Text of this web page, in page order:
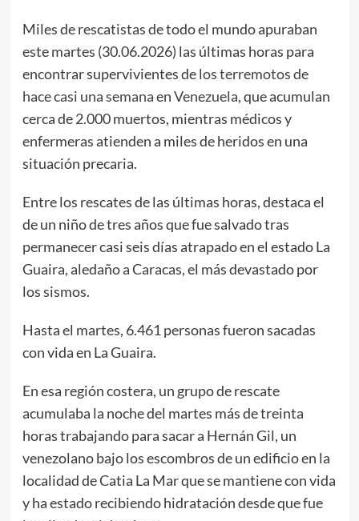
Miles de rescatistas de todo el mundo apuraban
este martes (30.06.2026) las últimas horas para
encontrar supervivientes delos terremotos de
hace casi una semanaenVenezuela, que acumulan
cerca de 2.000 muertos, mientras médicos y
enfermeras atienden a miles de heridos en una
situación precaria.
Entre los rescates de las últimas horas, destaca el
de un niño de tres años que fue salvado tras
permanecer casi seis días atrapado en el estado La
Guaira, aledaño a Caracas, el más devastado por
los sismos.
Hasta el martes, 6.461 personas fueron sacadas
con vida en La Guaira.
En esa región costera, un grupo de rescate
acumulaba la noche del martes más de treinta
horas trabajando para sacar a Hernán Gil, un
venezolano bajo los escombros de un edificio en la
localidad de Catia La Mar que se mantiene con vida
y ha estado recibiendo hidratación desde que fue